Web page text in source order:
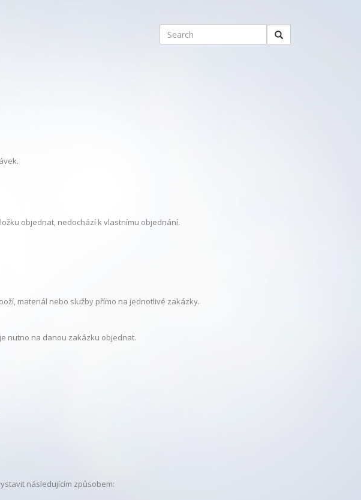
objednat, nedochází k vlastnímu objednání.
materiál nebo služby přímo na jednotlivé zakázky.
nutno na danou zakázku objednat.
následujícím způsobem: